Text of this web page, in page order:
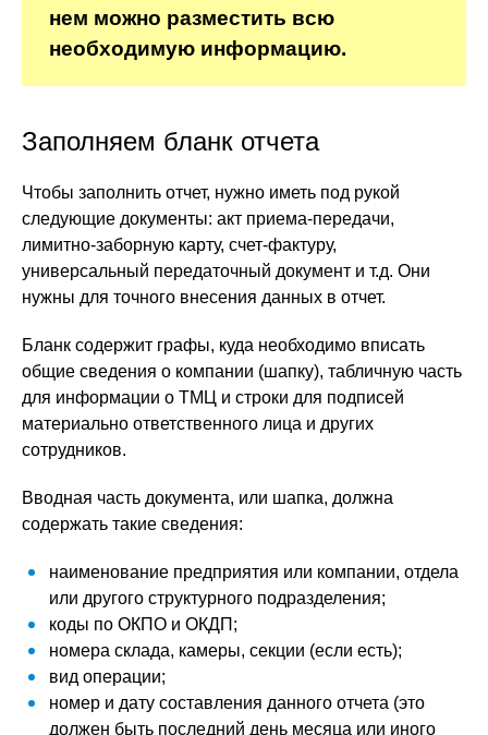
нем можно разместить всю
необходимую информацию.
Заполняем бланк отчета
Чтобы заполнить отчет, нужно иметь под рукой
следующие документы: акт приема-передачи,
лимитно-заборную карту, счет-фактуру,
универсальный передаточный документ и т.д. Они
нужны для точного внесения данных в отчет.
Бланк содержит графы, куда необходимо вписать
общие сведения о компании (шапку), табличную часть
для информации о ТМЦ и строки для подписей
материально ответственного лица и других
сотрудников.
Вводная часть документа, или шапка, должна
содержать такие сведения:
наименование предприятия или компании, отдела
или другого структурного подразделения;
коды по ОКПО и ОКДП;
номера склада, камеры, секции (если есть);
вид операции;
номер и дату составления данного отчета (это
должен быть последний день месяца или иного